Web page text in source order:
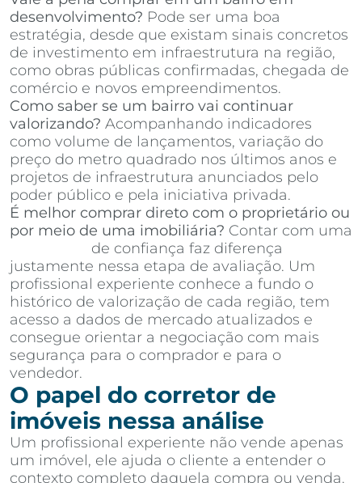
desenvolvimento? Pode ser uma boa
estratégia, desde que existam sinais concretos
de investimento em infraestrutura na região,
como obras públicas confirmadas, chegada de
comércio e novos empreendimentos.
Como saber se um bairro vai continuar
valorizando? Acompanhando indicadores
como volume de lançamentos, variação do
preço do metro quadrado nos últimos anos e
projetos de infraestrutura anunciados pelo
poder público e pela iniciativa privada.
É melhor comprar direto com o proprietário ou
por meio de uma imobiliária? Contar com uma
de confiança faz diferença
justamente nessa etapa de avaliação. Um
profissional experiente conhece a fundo o
histórico de valorização de cada região, tem
acesso a dados de mercado atualizados e
consegue orientar a negociação com mais
segurança para o comprador e para o
vendedor.
O papel do corretor de
imóveis nessa análise
Um profissional experiente não vende apenas
um imóvel, ele ajuda o cliente a entender o
contexto completo daquela compra ou venda.